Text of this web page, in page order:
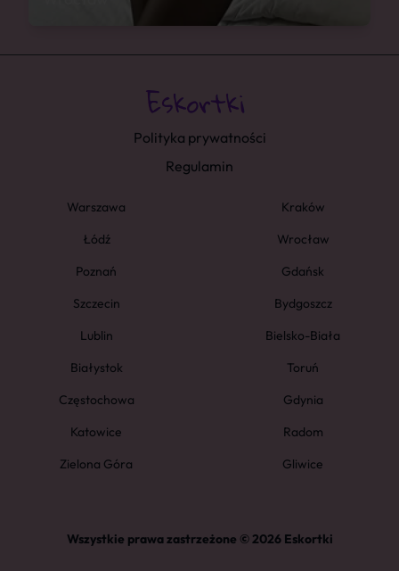
Polityka prywatności
Regulamin
Warszawa
Kraków
Łódź
Wrocław
Poznań
Gdańsk
Szczecin
Bydgoszcz
Lublin
Bielsko-Biała
Białystok
Toruń
Częstochowa
Gdynia
Katowice
Radom
Zielona Góra
Gliwice
Wszystkie prawa zastrzeżone © 2026 Eskortki